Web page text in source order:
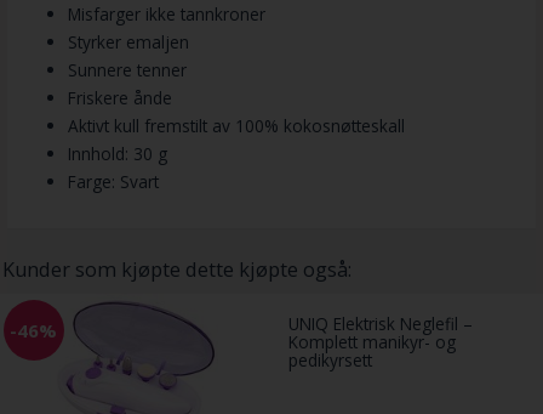
Misfarger ikke tannkroner
Styrker emaljen
Sunnere tenner
Friskere ånde
Aktivt kull fremstilt av 100% kokosnøtteskall
Innhold: 30 g
Farge: Svart
Kunder som kjøpte dette kjøpte også:
-46% UNIQ Elektrisk Neglefil –
Komplett manikyr- og
pedikyrsett